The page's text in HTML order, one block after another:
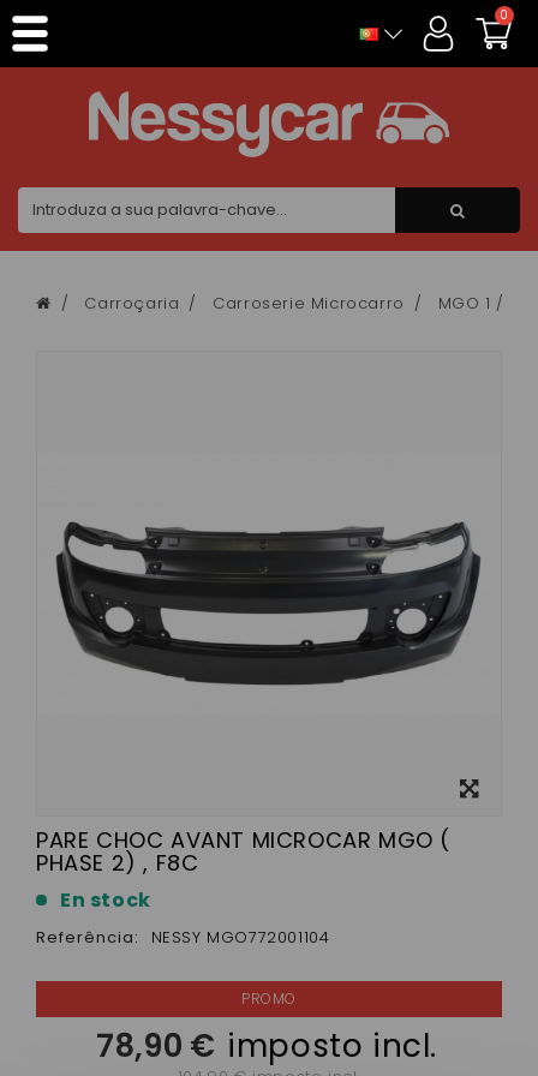
0
Carroçaria Carroserie Microcarro MGO 1 / 2
PARE CHOC AVANT MICROCAR MGO (
PHASE 2) , F8C
En stock
Referência: NESSY MGO772001104
78,90 € imposto incl.
Painel de Gerenciamento de Cookies